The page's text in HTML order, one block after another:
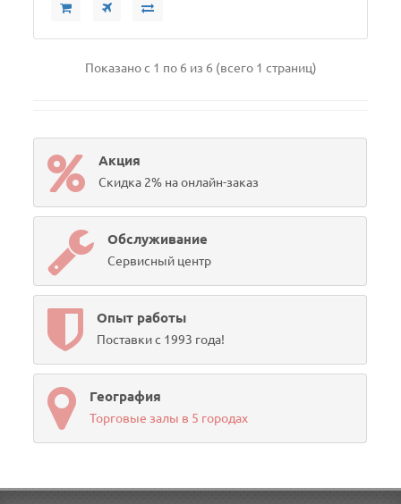
Показано с 1 по 6 из 6 (всего 1 страниц)
Акция
Скидка 2% на онлайн-заказ
Обслуживание
Сервисный центр
Опыт работы
Поставки с 1993 года!
География
Торговые залы в 5 городах